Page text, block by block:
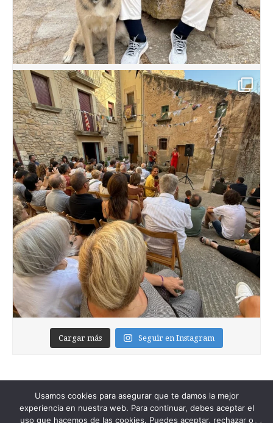
Cargar más Seguir en Instagram
Usamos cookies para asegurar que te damos la mejor
experiencia en nuestra web. Para continuar, debes aceptar el
uso que hacemos de las cookies. Puedes aceptar, rechazar o